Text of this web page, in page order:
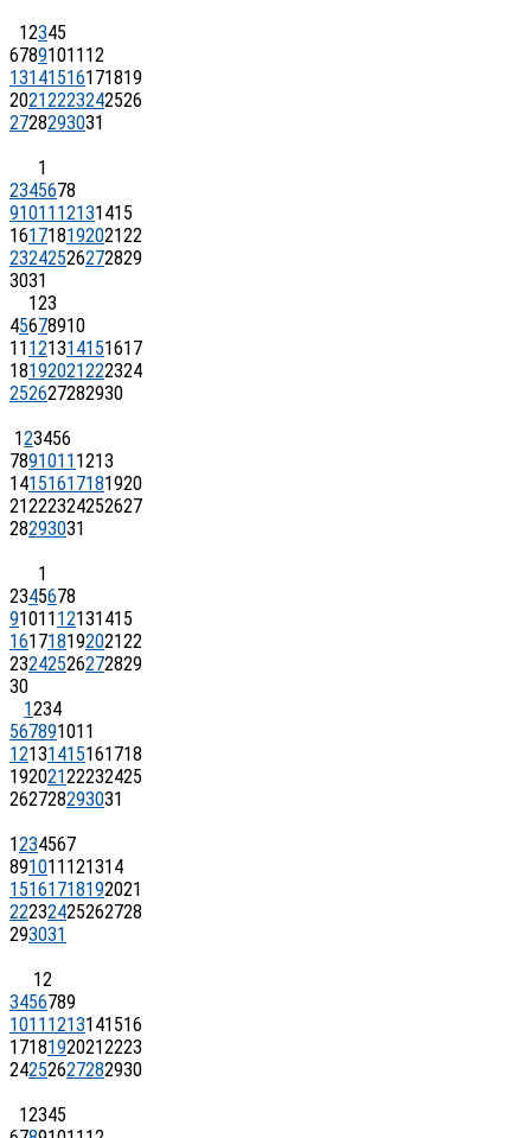
12345
6789101112
13141516171819
20212223242526
2728293031
1
2345678
9101112131415
16171819202122
23242526272829
3031
123
45678910
11121314151617
18192021222324
252627282930
123456
78910111213
14151617181920
21222324252627
28293031
1
2345678
9101112131415
16171819202122
23242526272829
30
1234
567891011
12131415161718
19202122232425
262728293031
1234567
891011121314
15161718192021
22232425262728
293031
12
3456789
10111213141516
17181920212223
24252627282930
12345